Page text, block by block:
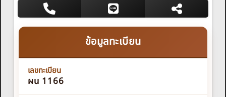
ข้อมูลทะเบียน
เลขทะเบียน
ผน 1166